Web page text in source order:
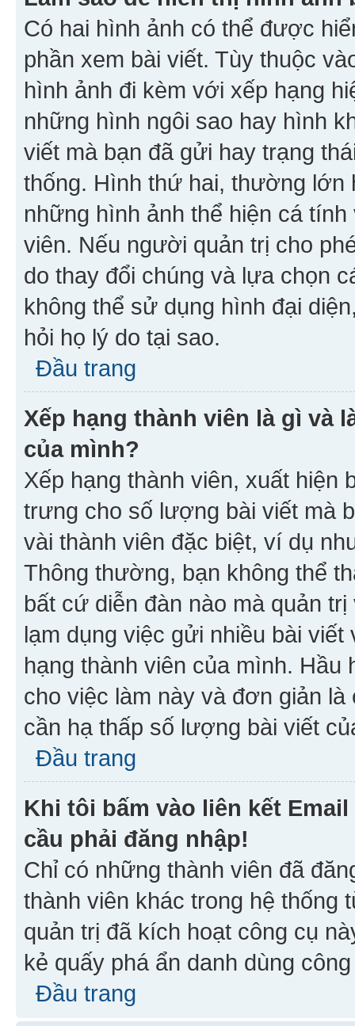
Có hai hình ảnh có thể được
phần xem bài viết. Tùy thuộc
hình ảnh đi kèm với xếp hạng
những hình ngôi sao hay hình
viết mà bạn đã gửi hay trạng
thống. Hình thứ hai, thường
những hình ảnh thể hiện cá
viên. Nếu người quản trị cho
do thay đổi chúng và lựa chọn
không thể sử dụng hình đại
hỏi họ lý do tại sao.
Đầu trang
Xếp hạng thành viên là gì và
của mình?
Xếp hạng thành viên, xuất
trưng cho số lượng bài viết mà
vài thành viên đặc biệt, ví dụ
Thông thường, bạn không thể
bất cứ diễn đàn nào mà quản
lạm dụng việc gửi nhiều bài
hạng thành viên của mình. Hầu
cho việc làm này và đơn giản
cần hạ thấp số lượng bài viết
Đầu trang
Khi tôi bấm vào liên kết
cầu phải đăng nhập!
Chỉ có những thành viên đã
thành viên khác trong hệ thống
quản trị đã kích hoạt công cụ
kẻ quấy phá ẩn danh dùng
Đầu trang